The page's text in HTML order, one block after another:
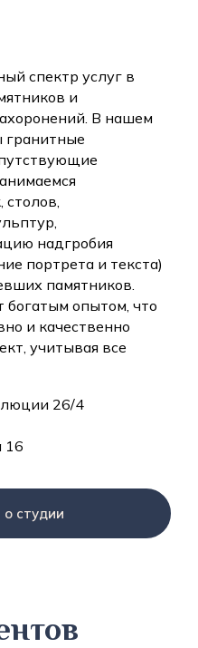
спектр услуг в
и
В нашем
гранитные
надгробия
портрета и текста)
памятников.
опытом, что
и качественно
учитывая все
26/4
16
студии